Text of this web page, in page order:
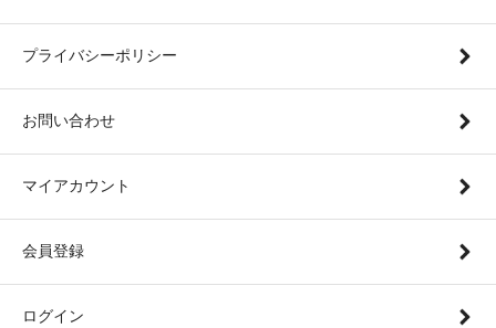
プライバシーポリシー
お問い合わせ
マイアカウント
会員登録
ログイン